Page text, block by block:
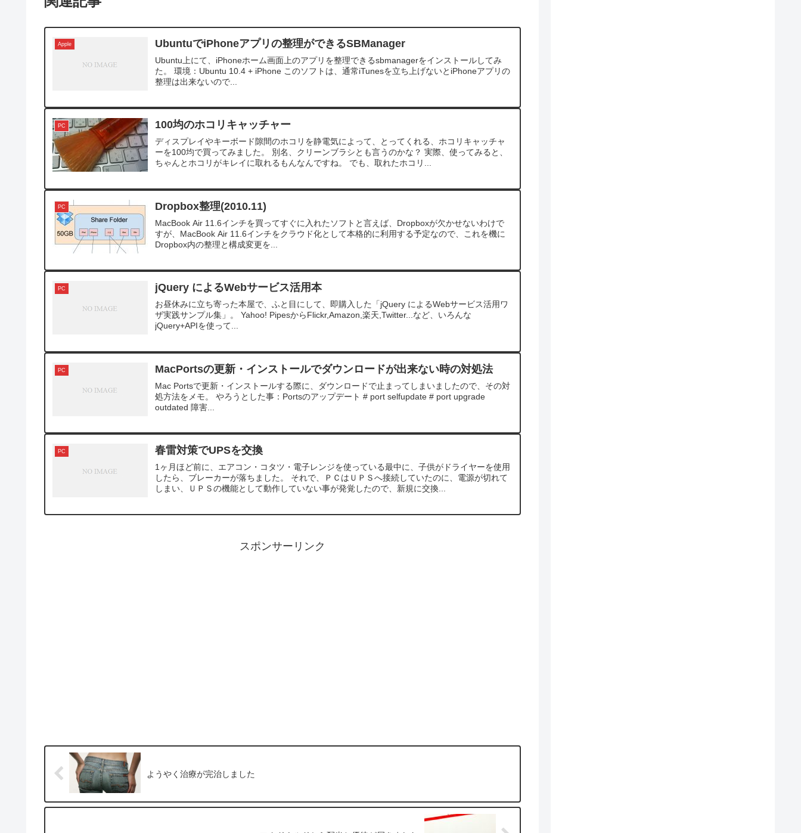
Apple UbuntuでiPhoneアプリの整理ができるSBManager
Ubuntu上にて、iPhoneホーム画面上のアプリを整理できるsbmanagerをインストールしてみ
た。 環境：Ubuntu 10.4 + iPhone このソフトは、通常iTunesを立ち上げないとiPhoneアプリの
整理は出来ないので...
PC 100均のホコリキャッチャー
ディスプレイやキーボード隙間のホコリを静電気によって、とってくれる、ホコリキャッチャ
ーを100均で買ってみました。 別名、クリーンブラシとも言うのかな？ 実際、使ってみると、
ちゃんとホコリがキレイに取れるもんなんですね。 でも、取れたホコリ...
PC Dropbox整理(2010.11)
MacBook Air 11.6インチを買ってすぐに入れたソフトと言えば、Dropboxが欠かせないわけで
すが、MacBook Air 11.6インチをクラウド化として本格的に利用する予定なので、これを機に
Dropbox内の整理と構成変更を...
PC jQuery によるWebサービス活用本
お昼休みに立ち寄った本屋で、ふと目にして、即購入した「jQuery によるWebサービス活用ワ
ザ実践サンプル集」。 Yahoo! PipesからFlickr,Amazon,楽天,Twitter...など、いろんな
jQuery+APIを使って...
PC MacPortsの更新・インストールでダウンロードが出来ない時の対処法
Mac Portsで更新・インストールする際に、ダウンロードで止まってしまいましたので、その対
処方法をメモ。 やろうとした事：Portsのアップデート # port selfupdate # port upgrade
outdated 障害...
PC 春雷対策でUPSを交換
1ヶ月ほど前に、エアコン・コタツ・電子レンジを使っている最中に、子供がドライヤーを使用
したら、ブレーカーが落ちました。 それで、ＰＣはＵＰＳへ接続していたのに、電源が切れて
しまい、ＵＰＳの機能として動作していない事が発覚したので、新規に交換...
スポンサーリンク
ようやく治療が完治しました